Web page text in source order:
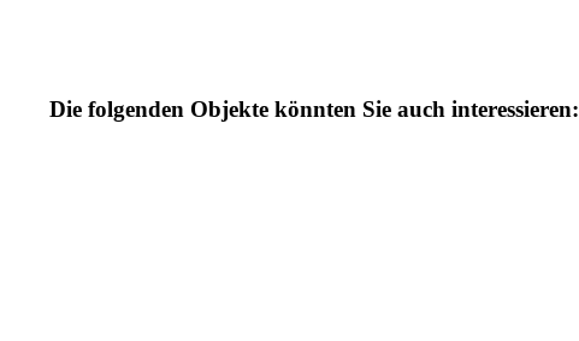
Die folgenden Objekte könnten Sie auch interessieren: